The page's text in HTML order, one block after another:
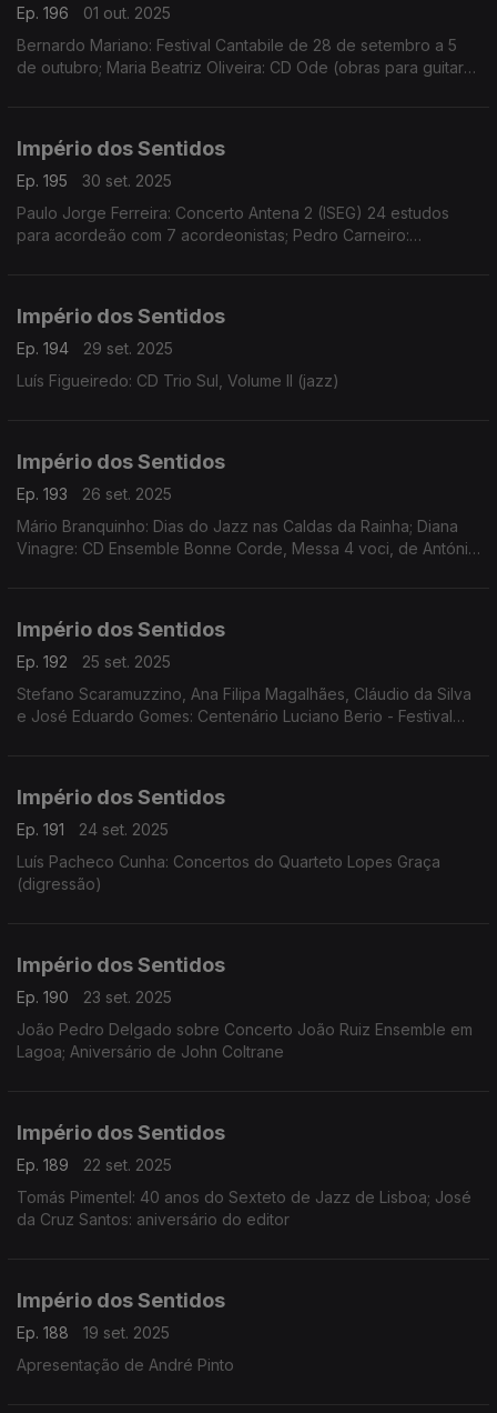
Ep. 196
01 out. 2025
Bernardo Mariano: Festival Cantabile de 28 de setembro a 5
de outubro; Maria Beatriz Oliveira: CD Ode (obras para guitarra
Império dos Sentidos
Ep. 195
30 set. 2025
Paulo Jorge Ferreira: Concerto Antena 2 (ISEG) 24 estudos
para acordeão com 7 acordeonistas; Pedro Carneiro:
Império dos Sentidos
Ep. 194
29 set. 2025
Luís Figueiredo: CD Trio Sul, Volume II (jazz)
Império dos Sentidos
Ep. 193
26 set. 2025
Mário Branquinho: Dias do Jazz nas Caldas da Rainha; Diana
Vinagre: CD Ensemble Bonne Corde, Messa 4 voci, de António
Império dos Sentidos
Ep. 192
25 set. 2025
Stefano Scaramuzzino, Ana Filipa Magalhães, Cláudio da Silva
e José Eduardo Gomes: Centenário Luciano Berio - Festival
Império dos Sentidos
Ep. 191
24 set. 2025
Luís Pacheco Cunha: Concertos do Quarteto Lopes Graça
(digressão)
Império dos Sentidos
Ep. 190
23 set. 2025
João Pedro Delgado sobre Concerto João Ruiz Ensemble em
Lagoa; Aniversário de John Coltrane
Império dos Sentidos
Ep. 189
22 set. 2025
Tomás Pimentel: 40 anos do Sexteto de Jazz de Lisboa; José
da Cruz Santos: aniversário do editor
Império dos Sentidos
Ep. 188
19 set. 2025
Apresentação de André Pinto